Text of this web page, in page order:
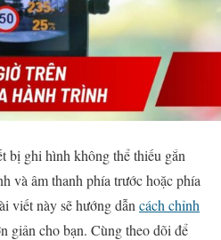
bị ghi hình không thể thiếu gắn
và âm thanh phía trước hoặc phía
viết này sẽ hướng dẫn cách chỉnh
giản cho bạn. Cùng theo dõi để